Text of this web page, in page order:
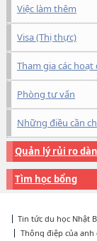
Việc làm thêm
Visa (Thị thực)
Tham gia các
Phòng tư vấn
Những điều cần
Quản lý rủi ro
Tìm học bổng
Tin tức du học Nhật
Thông điệp của